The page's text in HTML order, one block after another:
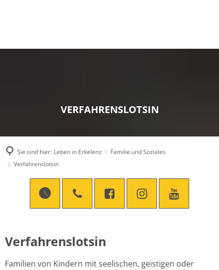
VERFAHRENSLOTSIN
Sie sind hier: Leben in Erkelenz
Familie und Soziales
Verfahrenslotsin
Verfahrenslotsin
Verfahrenslotsin
Familien von Kindern mit seelischen, geistigen oder